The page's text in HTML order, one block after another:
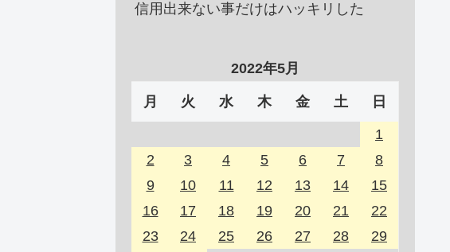
信用出来ない事だけはハッキリした
2022年5月
月 火 水 木 金 土 日
1
2
3 4 5 6 7
8
9
10 11 12 13 14
15
16
17 18 19 20 21
22
23
24 25 26 27 28
29